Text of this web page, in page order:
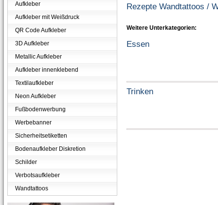
Rezepte Wandtattoos /
Weitere Unterkategorien:
Essen
Trinken
Aufkleber
Aufkleber mit Weißdruck
QR Code Aufkleber
3D Aufkleber
Metallic Aufkleber
Aufkleber innenklebend
Textilaufkleber
Neon Aufkleber
Fußbodenwerbung
Werbebanner
Sicherheitsetiketten
Bodenaufkleber Diskretion
Schilder
Verbotsaufkleber
Wandtattoos